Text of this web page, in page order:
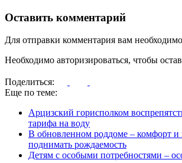
Оставить комментарий
Для отправки комментария вам необходимо
Необходимо авторизироваться, чтобы
Поделиться:
Еще по теме:
Арцизский горисполком
тарифа на воду
В обновленном роддоме – комфорт и
поднимать рождаемость
Детям с особыми потребностями –